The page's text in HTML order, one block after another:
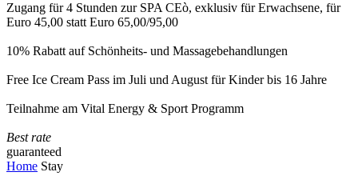
Zugang für 4 Stunden zur SPA CEò, exklusiv für Erwachsene, für
Euro 45,00 statt Euro 65,00/95,00
10% Rabatt auf Schönheits- und Massagebehandlungen
Free Ice Cream Pass im Juli und August für Kinder bis 16 Jahre
Teilnahme am Vital Energy & Sport Programm
Best rate
guaranteed
Home Stay